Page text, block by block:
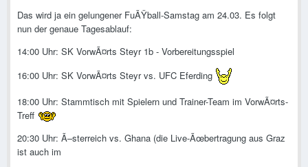
Das wird ja ein gelungener FuÃŸball-Samstag am 24.03. Es folgt
nun der genaue Tagesablauf:
14:00 Uhr: SK VorwÃ¤rts Steyr 1b - Vorbereitungsspiel
16:00 Uhr: SK VorwÃ¤rts Steyr vs. UFC Eferding
18:00 Uhr: Stammtisch mit Spielern und Trainer-Team im VorwÃ¤rts-
Treff
20:30 Uhr: Ã–sterreich vs. Ghana (die Live-Ãœbertragung aus Graz
ist auch im